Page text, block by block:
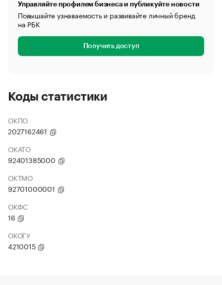
Управляйте профилем бизнеса и публикуйте новости
Повышайте узнаваемость и развивайте личный бренд
на РБК
Получить доступ
Коды статистики
ОКПО
2027162461
ОКАТО
92401385000
ОКТМО
92701000001
ОКФС
16
ОКОГУ
4210015